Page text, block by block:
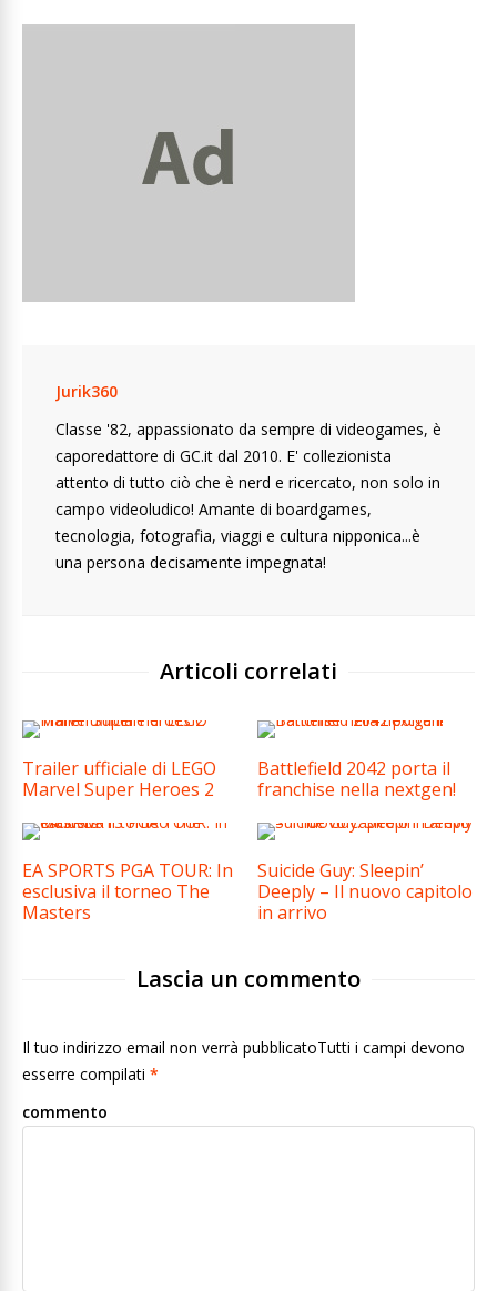
Jurik360
Classe '82, appassionato da sempre di videogames, è
caporedattore di GC.it dal 2010. E' collezionista
attento di tutto ciò che è nerd e ricercato, non solo in
campo videoludico! Amante di boardgames,
tecnologia, fotografia, viaggi e cultura nipponica...è
una persona decisamente impegnata!
Articoli correlati
Trailer ufficiale di LEGO
Marvel Super Heroes 2
Battlefield 2042 porta il
franchise nella nextgen!
EA SPORTS PGA TOUR: In
esclusiva il torneo The
Masters
Suicide Guy: Sleepin’
Deeply – Il nuovo capitolo
in arrivo
Lascia un commento
Il tuo indirizzo email non verrà pubblicatoTutti i campi devono
esserre compilati *
commento